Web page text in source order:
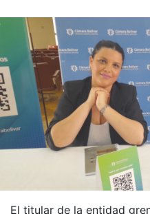
El titular de la entidad